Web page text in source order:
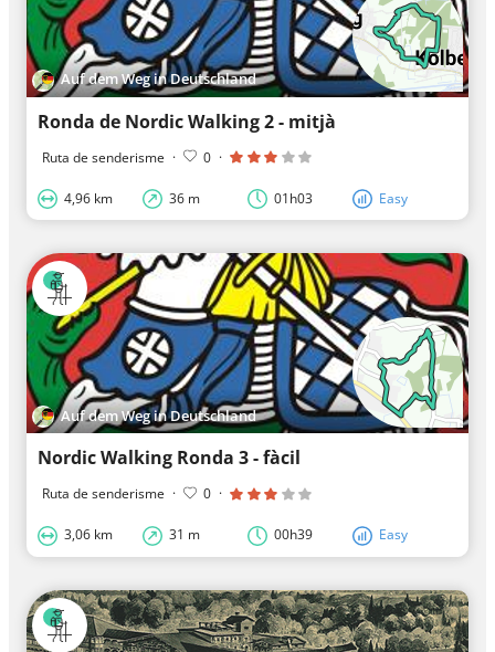
Auf dem Weg in Deutschland
Ronda de Nordic Walking 2 - mitjà
Ruta de senderisme · 0 ·
4,96 km 36 m 01h03 Easy
Auf dem Weg in Deutschland
Nordic Walking Ronda 3 - fàcil
Ruta de senderisme · 0 ·
3,06 km 31 m 00h39 Easy